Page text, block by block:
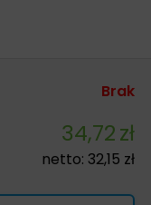
Brak
34,72zł
netto: 32,15 zł